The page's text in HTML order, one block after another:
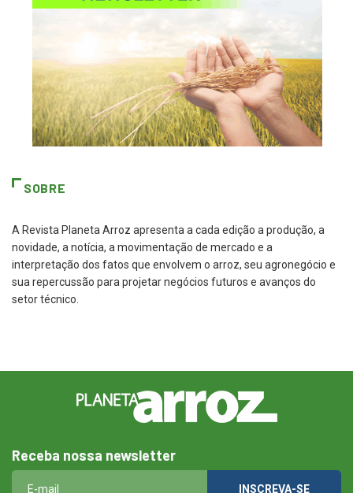
SOBRE
A Revista Planeta Arroz apresenta a cada edição a produção, a
novidade, a notícia, a movimentação de mercado e a
interpretação dos fatos que envolvem o arroz, seu agronegócio e
sua repercussão para projetar negócios futuros e avanços do
setor técnico.
Receba nossa newsletter